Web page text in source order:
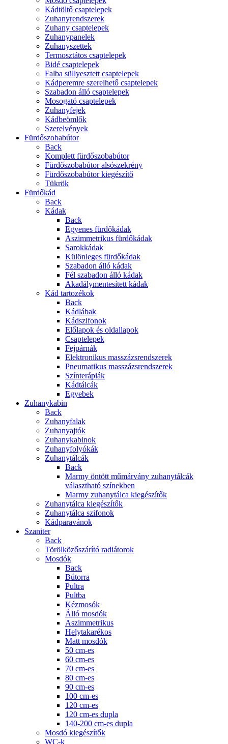
Kádtöltő csaptelepek
Zuhanyrendszerek
Zuhany csaptelepek
Zuhanypanelek
Zuhanyszettek
Termosztátos csaptelepek
Bidé csaptelepek
Falba süllyesztett csaptelepek
Kádperemre szerelhető csaptelepek
Szabadon álló csaptelepek
Mosogató csaptelepek
Zuhanyfejek
Kádbeömlők
Szerelvények
Fürdőszobabútor
Back
Komplett fürdőszobabútor
Fürdőszobabútor alsószekrény
Fürdőszobabútor kiegészítő
Tükrök
Fürdőkád
Back
Kádak
Back
Egyenes fürdőkádak
Aszimmetrikus fürdőkádak
Sarokkádak
Különleges fürdőkádak
Szabadon álló kádak
Fél szabadon álló kádak
Akadálymentesített kádak
Kád tartozékok
Back
Kádlábak
Kádszifonok
Előlapok és oldallapok
Csaptelepek
Fejpárnák
Elektronikus masszázsrendszerek
Pneumatikus masszázsrendszerek
Színterápiák
Kádtálcák
Egyebek
Zuhanykabin
Back
Zuhanyfalak
Zuhanyajtók
Zuhanykabinok
Zuhanyfolyókák
Zuhanytálcák
Back
Marmy öntött műmárvány zuhanytálcák
választható színekben
Marmy zuhanytálca kiegészítők
Zuhanytálca kiegészítők
Zuhanytálca szifonok
Kádparavánok
Szaniter
Back
Törölközőszárító radiátorok
Mosdók
Back
Bútorra
Pultra
Pultba
Kézmosók
Álló mosdók
Aszimmetrikus
Helytakarékos
Matt mosdók
50 cm-es
60 cm-es
70 cm-es
80 cm-es
90 cm-es
100 cm-es
120 cm-es
120 cm-es dupla
140-200 cm-es dupla
Mosdó kiegészítők
WC-k